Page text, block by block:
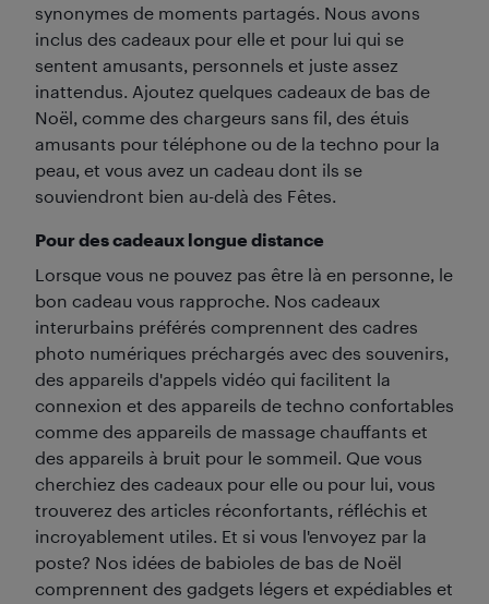
synonymes de moments partagés. Nous avons
inclus des cadeaux pour elle et pour lui qui se
sentent amusants, personnels et juste assez
inattendus. Ajoutez quelques cadeaux de bas de
Noël, comme des chargeurs sans fil, des étuis
amusants pour téléphone ou de la techno pour la
peau, et vous avez un cadeau dont ils se
souviendront bien au-delà des Fêtes.
Pour des cadeaux longue distance
Lorsque vous ne pouvez pas être là en personne, le
bon cadeau vous rapproche. Nos cadeaux
interurbains préférés comprennent des cadres
photo numériques préchargés avec des souvenirs,
des appareils d'appels vidéo qui facilitent la
connexion et des appareils de techno confortables
comme des appareils de massage chauffants et
des appareils à bruit pour le sommeil. Que vous
cherchiez des cadeaux pour elle ou pour lui, vous
trouverez des articles réconfortants, réfléchis et
incroyablement utiles. Et si vous l'envoyez par la
poste? Nos idées de babioles de bas de Noël
comprennent des gadgets légers et expédiables et